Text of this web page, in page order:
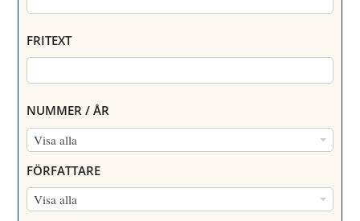
FRITEXT
NUMMER / ÅR
Visa alla
N
M
M
FÖRFATTARE
Visa alla